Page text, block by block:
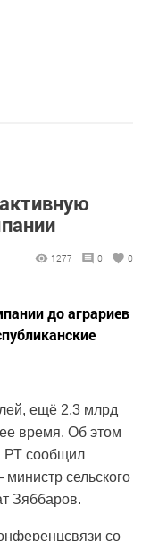
1277 0 0
до аграриев
ещё 2,3 млрд
время. Об этом
РТ сообщил
сельского
Зяббаров.
со